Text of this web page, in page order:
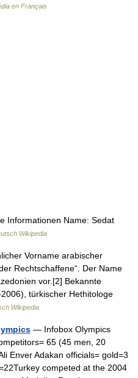
en Français
Informationen Name: Sedat
Wikipedia
Vorname arabischer
Rechtschaffene“. Der Name
vor.[2] Bekannte
türkischer Hethitologe
Wikipedia
— Infobox Olympics
65 (45 men, 20
Enver Adakan officials= gold=3
competed at the 2004